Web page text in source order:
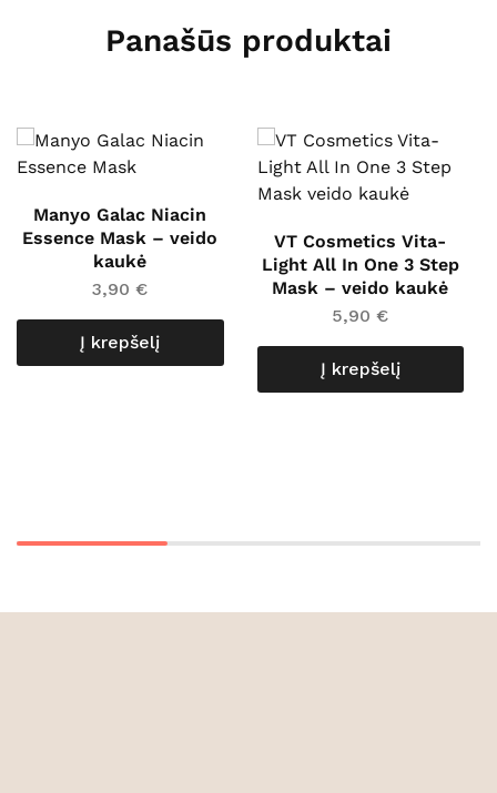
Panašūs produktai
Manyo Galac Niacin
Essence Mask – veido
kaukė
3,90€
Į krepšelį
VT Cosmetics Vita-
Light All In One 3 Step
Mask – veido kaukė
5,90€
Į krepšelį